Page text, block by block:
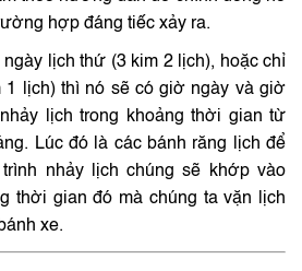
hợp đáng tiếc xảy ra.
lịch thứ (3 kim 2 lịch), hoặc chỉ
1 lịch) thì nó sẽ có giờ ngày và giờ
lịch trong khoảng thời gian từ
Lúc đó là các bánh răng lịch để
nhảy lịch chúng sẽ khớp vào
thời gian đó mà chúng ta vặn lịch
xe.